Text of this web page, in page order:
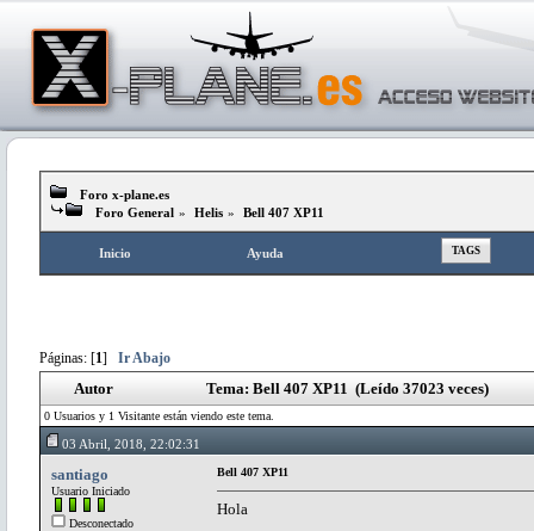
Foro x-plane.es
Foro General » Helis » Bell 407 XP11
Inicio Ayuda TAGS
Páginas: [1] Ir Abajo
Autor Tema: Bell 407 XP11 (Leído 37023 veces)
0 Usuarios y 1 Visitante están viendo este tema.
03 Abril, 2018, 22:02:31
santiago
Usuario Iniciado
Desconectado
Bell 407 XP11
Hola